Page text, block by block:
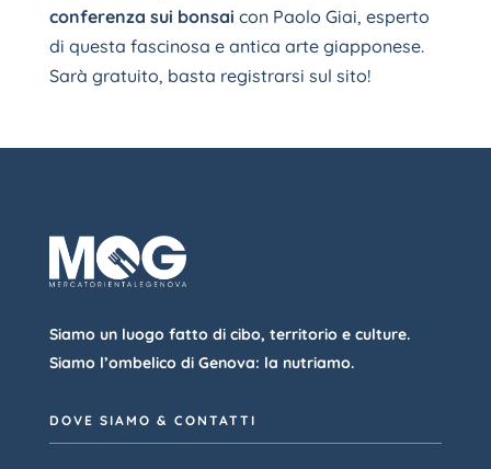
conferenza sui bonsai con Paolo Giai, esperto
di questa fascinosa e antica arte giapponese.
Sarà gratuito, basta registrarsi sul sito!
Siamo un luogo fatto di cibo, territorio e culture.
Siamo l’ombelico di Genova: la nutriamo.
DOVE SIAMO & CONTATTI